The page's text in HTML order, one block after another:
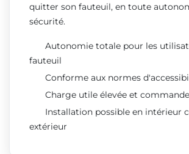
quitter son fauteuil, en toute
sécurité.
Autonomie totale pour les
fauteuil
Conforme aux normes
Charge utile élevée et
Installation possible en intérieur
extérieur